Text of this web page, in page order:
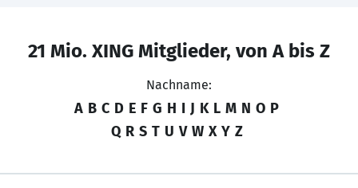
21 Mio. XING Mitglieder, von A bis Z
Nachname:
A B C D E F G H I J K L M N O P
Q R S T U V W X Y Z